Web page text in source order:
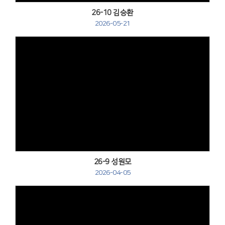
26-10 김승환
2026-05-21
26-9 성원모
2026-04-05